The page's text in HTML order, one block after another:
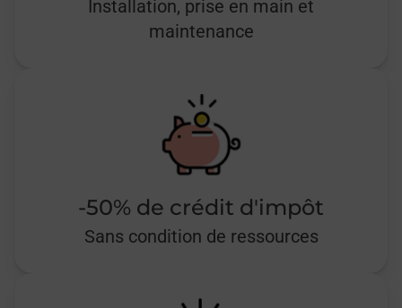
Installation, prise en main et
maintenance
-50% de crédit d'impôt
Sans condition de ressources